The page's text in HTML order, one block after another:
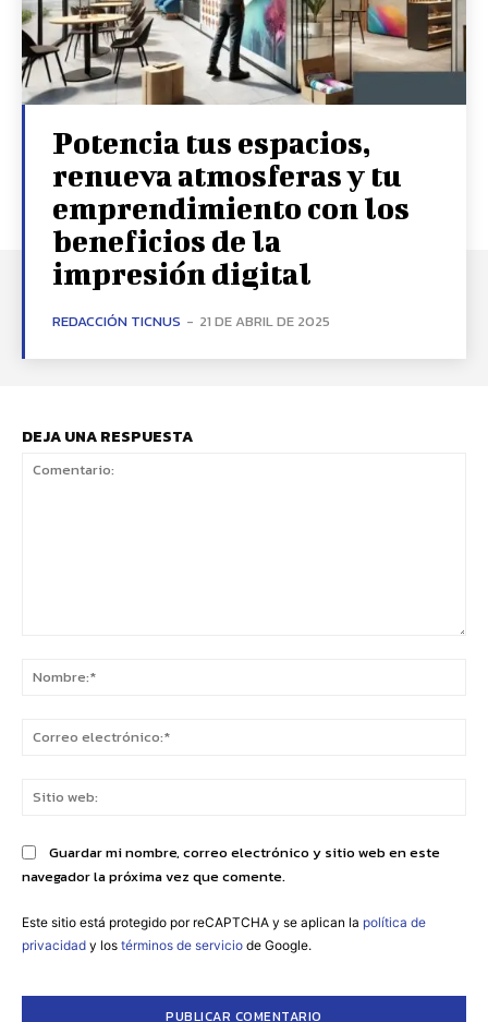
Potencia tus espacios,
renueva atmosferas y tu
emprendimiento con los
beneficios de la
impresión digital
REDACCIÓN TICNUS - 21 DE ABRIL DE 2025
DEJA UNA RESPUESTA
Guardar mi nombre, correo electrónico y sitio web en este
navegador la próxima vez que comente.
Este sitio está protegido por reCAPTCHA y se aplican la política de
privacidad y los términos de servicio de Google.